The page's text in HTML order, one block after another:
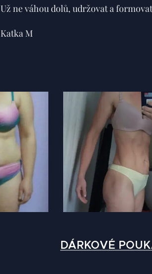
Už ne váhou dolů, udržovat a
Katka M
DÁRKOVÉ